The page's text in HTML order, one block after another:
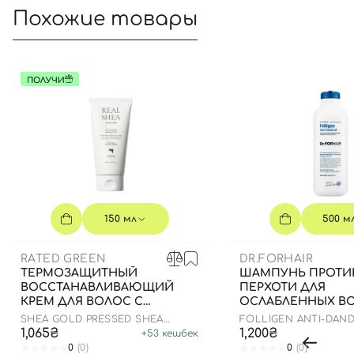
Похожие товары
ПОЛУЧИ
150 мл
RATED GREEN
ТЕРМОЗАЩИТНЫЙ
ВОССТАНАВЛИВАЮЩИЙ
КРЕМ ДЛЯ ВОЛОС С
МАСЛОМ ШИ, 150 МЛ
SHEA GOLD PRESSED SHEA
BUTTER LEAVE-IN TREATMENT
1,065₴ +53 кешбек
0 (0)
500
DR.FORHAIR
ШАМПУНЬ
ПЕРХОТИ ДЛЯ
ОСЛАБЛЕННЫХ
МЛ
FOLLIGEN ANTI-
SHAMPOO
1,200₴
0 (0)